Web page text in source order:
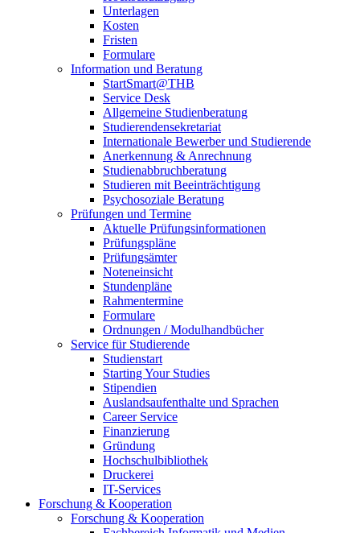
Unterlagen
Kosten
Fristen
Formulare
Information und Beratung
StartSmart@THB
Service Desk
Allgemeine Studienberatung
Studierendensekretariat
Internationale Bewerber und Studierende
Anerkennung & Anrechnung
Studienabbruchberatung
Studieren mit Beeinträchtigung
Psychosoziale Beratung
Prüfungen und Termine
Aktuelle Prüfungsinformationen
Prüfungspläne
Prüfungsämter
Noteneinsicht
Stundenpläne
Rahmentermine
Formulare
Ordnungen / Modulhandbücher
Service für Studierende
Studienstart
Starting Your Studies
Stipendien
Auslandsaufenthalte und Sprachen
Career Service
Finanzierung
Gründung
Hochschulbibliothek
Druckerei
IT-Services
Forschung & Kooperation
Forschung & Kooperation